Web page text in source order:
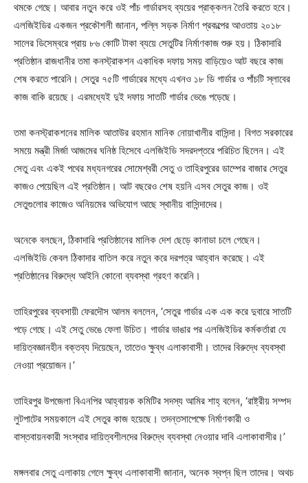
থমকে গেছে। আবার নতুন করে ওই পাঁচ গার্ডারসহ ব্যয়ের প্রাক্কলন তৈরি করতে হবে।
এলজিইডির একজন প্রকৌশলী জানান, পল্লি সড়ক নির্মাণ প্রকল্পের আওতায় ২০১৮
সালের ডিসেম্বরে প্রায় ৮৬ কোটি টাকা ব্যয়ে সেতুটির নির্মাণকাজ শুরু হয়। ঠিকাদারি
প্রতিষ্ঠান রাজধানীর তমা কনস্ট্রাকশন একাধিক দফায় সময় বাড়িয়েও আট বছরে কাজ
শেষ করতে পারেনি। সেতুর ৭৫টি গার্ডারের মধ্যে এখনও ১৮ ডি গার্ডার ও পাঁচটি স্লাবের
কাজ বাকি রয়েছে। এরমধ্যেই দুই দফায় সাতটি গার্ডার ভেঙে পড়েছে।
তমা কনস্ট্রাকশনের মালিক আতাউর রহমান মানিক নোয়াখালীর বাসিন্দা। বিগত সরকারের
সময়ে মন্ত্রী মির্জা আজমের ঘনিষ্ঠ হিসেবে এলজিইডি সদরদপ্তরে পরিচিত ছিলেন। এই
সেতু এবং একই পথের মধ্যনগরের সোমেশ্বরী সেতু ও তাহিরপুরের ডাম্পের বাজার সেতুর
কাজও পেয়েছিল এই প্রতিষ্ঠান। আট বছরেও শেষ হয়নি এসব সেতুর কাজ। ওই
সেতুগুলোর কাজেও অনিয়মের অভিযোগ আছে স্থানীয় বাসিন্দাদের।
অনেকে বলছেন, ঠিকাদারি প্রতিষ্ঠানের মালিক দেশ ছেড়ে কানাডা চলে গেছেন।
এলজিইডি কেবল ঠিকাদার বাতিল করে নতুন করে দরপত্র আহ্বান করেছে। এই
প্রতিষ্ঠানের বিরুদ্ধে আইনি কোনো ব্যবস্থা গ্রহণ করেনি।
তাহিরপুরের ব্যবসায়ী ফেরদৌস আলম বললেন, ‘সেতুর গার্ডার এক এক করে দুবারে সাতটি
পড়ে গেছে। এই সেতু ভেঙে ফেলা উচিত। গার্ডার ভাঙার পর এলজিইডির কর্মকর্তারা যে
দায়িত্বজ্ঞানহীন বক্তব্য দিয়েছেন, তাতেও ক্ষুব্ধ এলাকাবাসী। তাদের বিরুদ্ধে ব্যবস্থা
নেওয়া প্রয়োজন।’
তাহিরপুর উপজেলা বিএনপির আহ্বায়ক কমিটির সদস্য আমির শাহ্ বলেন, ‘রাষ্ট্রীয় সম্পদ
লুটপাটের সময়কালে এই সেতুর কাজ হয়েছে। তদন্তসাপেক্ষে নির্মাণকারী ও
বাস্তবায়নকারী সংস্থার দায়িত্বশীলদের বিরুদ্ধে ব্যবস্থা নেওয়ার দাবি এলাকাবাসীর।’
মঙ্গলবার সেতু এলাকায় গেলে ক্ষুব্ধ এলাকাবাসী জানান, অনেক স্বপ্ন ছিল তাদের। অথচ